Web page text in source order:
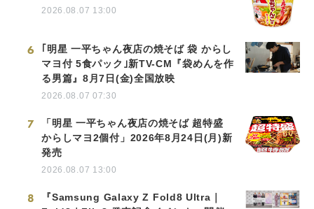
2026.08.07 13:00
6
｢明星 一平ちゃん夜店の焼そば 袋 からし
マヨ付 5食パック｣新TV-CM『袋めんを作
る男篇』8月7日(金)全国放映
2026.08.07 07:30
7
「明星 一平ちゃん夜店の焼そば 超特盛
からしマヨ2個付」2026年8月24日(月)新
発売
2026.08.07 13:00
8
『Samsung Galaxy Z Fold8 Ultra｜